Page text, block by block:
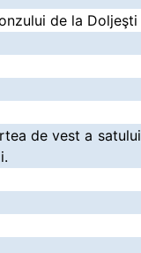
de la
de vest a